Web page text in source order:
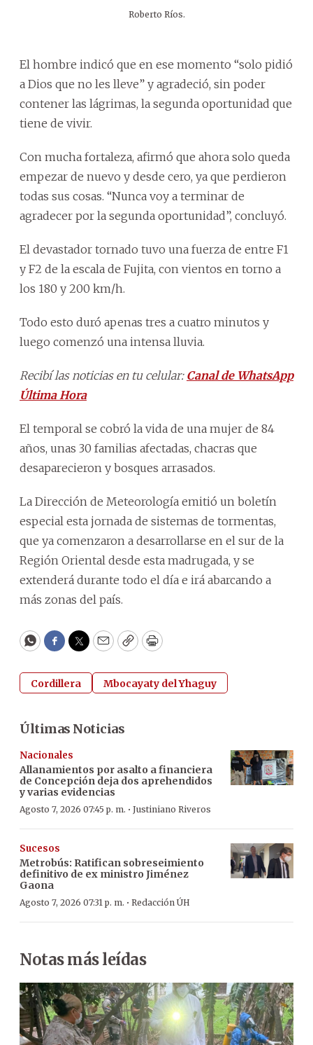
Roberto Ríos.
El hombre indicó que en ese momento “solo pidió
a Dios que no les lleve” y agradeció, sin poder
contener las lágrimas, la segunda oportunidad que
tiene de vivir.
Con mucha fortaleza, afirmó que ahora solo queda
empezar de nuevo y desde cero, ya que perdieron
todas sus cosas. “Nunca voy a terminar de
agradecer por la segunda oportunidad”, concluyó.
El devastador tornado tuvo una fuerza de entre F1
y F2 de la escala de Fujita, con vientos en torno a
los 180 y 200 km/h.
Todo esto duró apenas tres a cuatro minutos y
luego comenzó una intensa lluvia.
Recibí las noticias en tu celular: Canal de WhatsApp
Última Hora
El temporal se cobró la vida de una mujer de 84
años, unas 30 familias afectadas, chacras que
desaparecieron y bosques arrasados.
La Dirección de Meteorología emitió un boletín
especial esta jornada de sistemas de tormentas,
que ya comenzaron a desarrollarse en el sur de la
Región Oriental desde esta madrugada, y se
extenderá durante todo el día e irá abarcando a
más zonas del país.
WhatsApp
Facebook
Twitter
EmailCopyPrint
Cordillera Mbocayaty del Yhaguy
Últimas Noticias
Nacionales
Allanamientos por asalto a financiera
de Concepción deja dos aprehendidos
y varias evidencias
Agosto 7, 2026 07:45 p. m. · Justiniano Riveros
Sucesos
Metrobús: Ratifican sobreseimiento
definitivo de ex ministro Jiménez
Gaona
Agosto 7, 2026 07:31 p. m. · Redacción ÚH
Notas más leídas